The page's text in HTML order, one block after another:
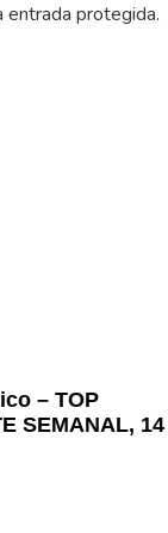
entrada protegida.
– TOP
SEMANAL, 14